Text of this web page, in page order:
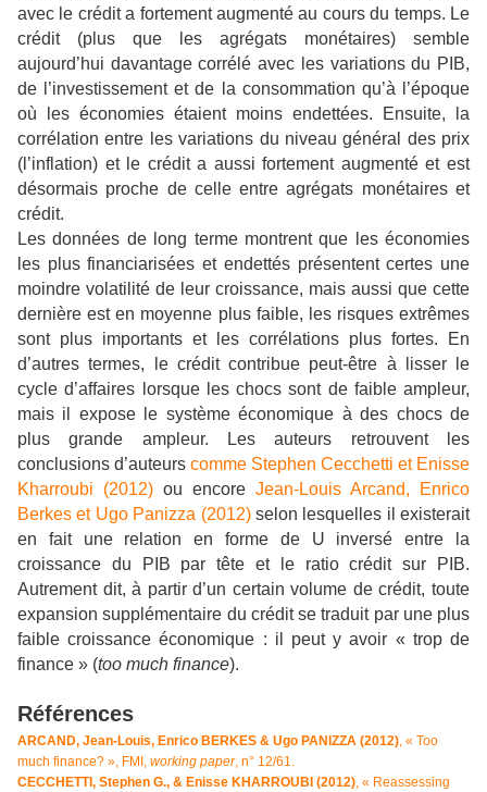
avec le crédit a fortement augmenté au cours du temps. Le
crédit (plus que les agrégats monétaires) semble
aujourd’hui davantage corrélé avec les variations du PIB,
de l’investissement et de la consommation qu’à l’époque
où les économies étaient moins endettées. Ensuite, la
corrélation entre les variations du niveau général des prix
(l’inflation) et le crédit a aussi fortement augmenté et est
désormais proche de celle entre agrégats monétaires et
crédit.
Les données de long terme montrent que les économies
les plus financiarisées et endettés présentent certes une
moindre volatilité de leur croissance, mais aussi que cette
dernière est en moyenne plus faible, les risques extrêmes
sont plus importants et les corrélations plus fortes. En
d’autres termes, le crédit contribue peut-être à lisser le
cycle d’affaires lorsque les chocs sont de faible ampleur,
mais il expose le système économique à des chocs de
plus grande ampleur. Les auteurs retrouvent les
conclusions d’auteurs comme Stephen Cecchetti et Enisse
Kharroubi (2012) ou encore Jean-Louis Arcand, Enrico
Berkes et Ugo Panizza (2012) selon lesquelles il existerait
en fait une relation en forme de U inversé entre la
croissance du PIB par tête et le ratio crédit sur PIB.
Autrement dit, à partir d’un certain volume de crédit, toute
expansion supplémentaire du crédit se traduit par une plus
faible croissance économique : il peut y avoir « trop de
finance » (too much finance).
Références
ARCAND, Jean-Louis, Enrico BERKES & Ugo PANIZZA (2012), « Too
much finance? », FMI, working paper, n° 12/61.
CECCHETTI, Stephen G., & Enisse KHARROUBI (2012), « Reassessing